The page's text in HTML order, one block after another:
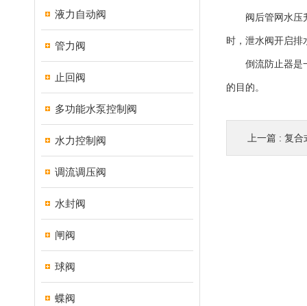
液力自动阀
管力阀
止回阀
多功能水泵控制阀
水力控制阀
调流调压阀
水封阀
闸阀
球阀
蝶阀
阀后管网水压升
时，泄水阀开启排
倒流防止器是一
的目的。
上一篇 : 复合